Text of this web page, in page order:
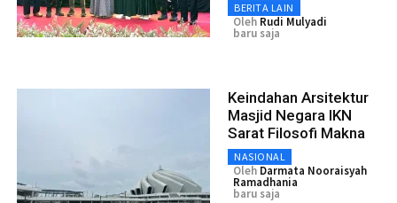
BERITA LAIN
Oleh Rudi Mulyadi
baru saja
Keindahan Arsitektur
Masjid Negara IKN
Sarat Filosofi Makna
NASIONAL
Oleh Darmata Nooraisyah
Ramadhania
baru saja